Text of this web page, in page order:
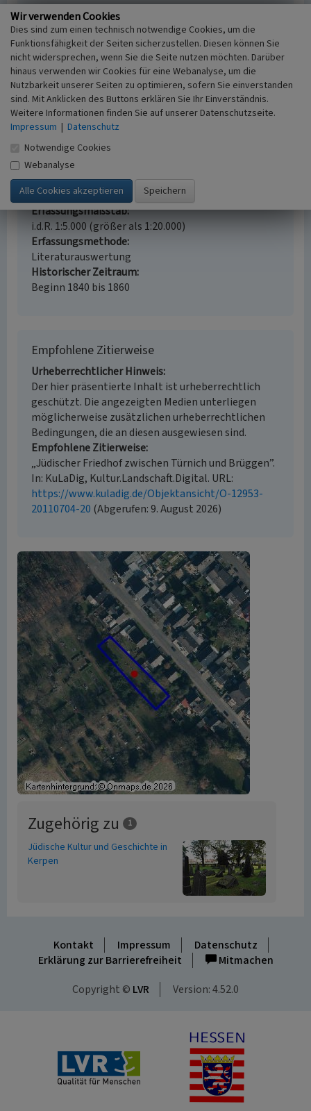
Jüdischer Friedhof zwischen Türnich und
Brüggen
Schlagwörter
Judentum Jüdischer Friedhof
Straße / Hausnummer
Friedhofsweg / Waldstraße
Ort
50169 Kerpen - Brüggen
Fachsicht(en)
Kulturlandschaftspflege, Landeskunde
Erfassungsmaßstab
i.d.R. 1:5.000 (größer als 1:20.000)
Erfassungsmethode
Literaturauswertung
Historischer Zeitraum
Beginn 1840 bis 1860
Empfohlene Zitierweise
Urheberrechtlicher Hinweis
Der hier präsentierte Inhalt ist urheberrechtlich
geschützt. Die angezeigten Medien unterliegen
möglicherweise zusätzlichen urheberrechtlichen
Bedingungen, die an diesen ausgewiesen sind.
Empfohlene Zitierweise
„Jüdischer Friedhof zwischen Türnich und Brüggen”.
In: KuLaDig, Kultur.Landschaft.Digital. URL:
https://www.kuladig.de/Objektansicht/O-12953-
20110704-20 (Abgerufen: 9. August 2026)
Zugehörig zu 1
Jüdische Kultur und Geschichte in
Kerpen
Kontakt Impressum
Datenschutz
Erklärung zur Barrierefreiheit
Mitmachen
Copyright © LVR Version: 4.52.0
Wir verwenden Cookies
Dies sind zum einen technisch notwendige Cookies, um die
Funktionsfähigkeit der Seiten sicherzustellen. Diesen können Sie
nicht widersprechen, wenn Sie die Seite nutzen möchten. Darüber
hinaus verwenden wir Cookies für eine Webanalyse, um die
Nutzbarkeit unserer Seiten zu optimieren, sofern Sie einverstanden
sind. Mit Anklicken des Buttons erklären Sie Ihr Einverständnis.
Weitere Informationen finden Sie auf unserer Datenschutzseite.
Impressum | Datenschutz
Notwendige Cookies
Webanalyse